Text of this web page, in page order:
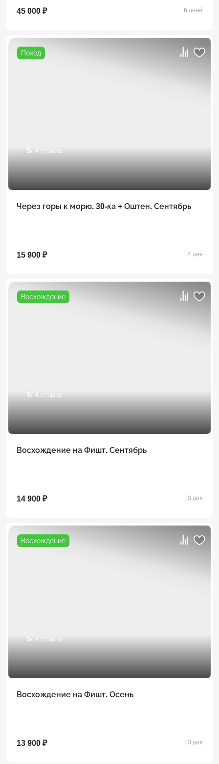
45 000 ₽ 6 дней
Поход
5/ 4 отзыва
Через горы к морю. 30-ка + Оштен. Сентябрь
15 900 ₽ 4 дня
Восхождение
5/ 4 отзыва
Восхождение на Фишт. Сентябрь
14 900 ₽ 3 дня
Восхождение
5/ 4 отзыва
Восхождение на Фишт. Осень
13 900 ₽ 3 дня